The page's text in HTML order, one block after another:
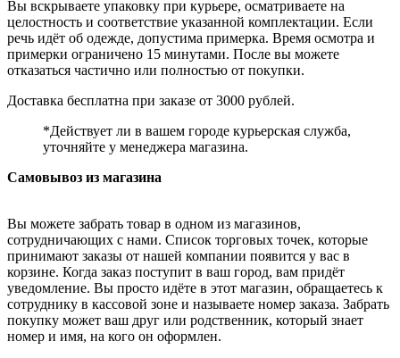
Вы вскрываете упаковку при курьере, осматриваете на
целостность и соответствие указанной комплектации. Если
речь идёт об одежде, допустима примерка. Время осмотра и
примерки ограничено 15 минутами. После вы можете
отказаться частично или полностью от покупки.
Доставка бесплатна при заказе от 3000 рублей.
*Действует ли в вашем городе курьерская служба,
уточняйте у менеджера магазина.
Самовывоз из магазина
Вы можете забрать товар в одном из магазинов,
сотрудничающих с нами. Список торговых точек, которые
принимают заказы от нашей компании появится у вас в
корзине. Когда заказ поступит в ваш город, вам придёт
уведомление. Вы просто идёте в этот магазин, обращаетесь к
сотруднику в кассовой зоне и называете номер заказа. Забрать
покупку может ваш друг или родственник, который знает
номер и имя, на кого он оформлен.